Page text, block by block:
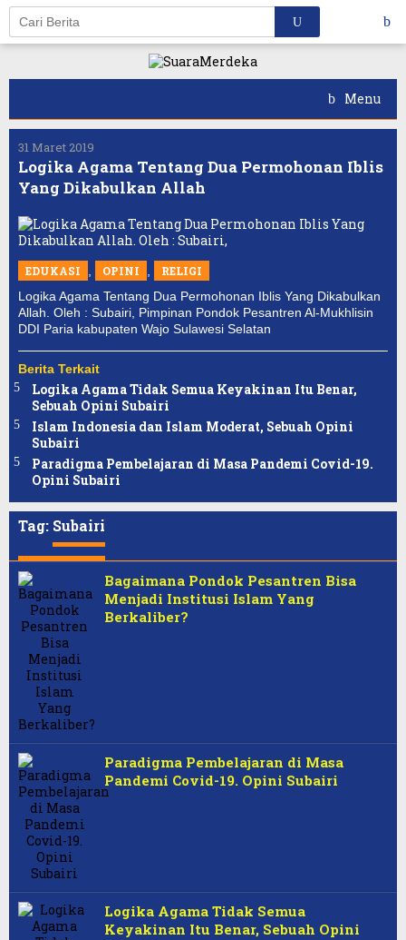
Skip
content
Menu
31 Maret 2019
Logika Agama Tentang Dua Permohonan Iblis
Yang Dikabulkan Allah
EDUKASI , OPINI ,
RELIGI
Logika Agama Tentang Dua Permohonan Iblis Yang Dikabulkan
Allah. Oleh : Subairi, Pimpinan Pondok Pesantren Al-Mukhlisin
DDI Paria kabupaten Wajo Sulawesi Selatan
Berita Terkait
Logika Agama Tidak Semua Keyakinan Itu Benar,
Sebuah Opini Subairi
Islam Indonesia dan Islam Moderat, Sebuah Opini
Subairi
Paradigma Pembelajaran di Masa Pandemi Covid-19.
Opini Subairi
Tag: Subairi
Bagaimana Pondok Pesantren Bisa
Menjadi Institusi Islam Yang
Berkaliber?
Paradigma Pembelajaran di Masa
Pandemi Covid-19. Opini Subairi
Logika Agama Tidak Semua
Keyakinan Itu Benar, Sebuah Opini